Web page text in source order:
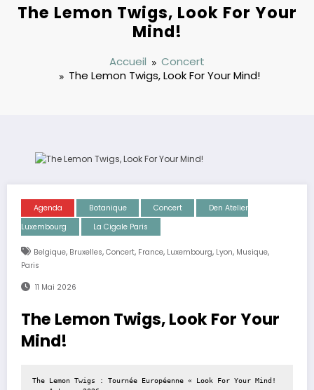
The Lemon Twigs, Look For Your
Mind!
Accueil
Concert
The Lemon Twigs, Look For Your Mind!
Agenda Botanique Concert
Den Atelier
Luxembourg
La Cigale Paris
Belgique, Bruxelles, Concert, France, Luxembourg, Lyon, Musique,
Paris
11 Mai 2026
The Lemon Twigs, Look For Your
Mind!
The Lemon Twigs : Tournée Européenne « Look For Your Mind!